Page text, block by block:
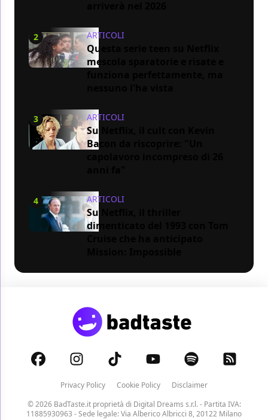
2 ARTICOLI
Questa serie teen su Netflix
mescola sparatorie e risate e
3 ARTICOLI
Su Netflix, il cult con Kevin
Bacon da riscoprire: "Un
4 ARTICOLI
Su Netflix, il thriller
dimenticato del 1993 con Tom
Privacy Policy Cookie Policy
Disclaimer
© 2026 BadTaste.it proprietà di Digital Dreams s.r.l.- Partita IVA:
11885930963 - Sede legale: Via Alberico Albricci 8, 20122 Milano